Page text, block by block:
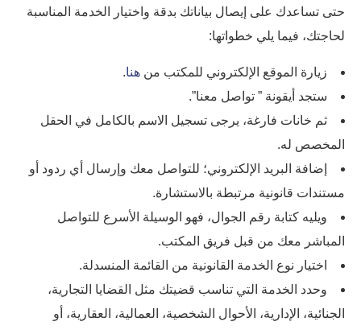
حتى تساعدك على إيصال بياناتك بدقة واختيار الخدمة المناسبة
لحاجتك، فيما يلي خطواتها:
زيارة الموقع الإلكتروني للمكتب من هنا.
ستجد أيقونة ” تواصل معنا”.
ثم خانات فارغة، يرجى تسجيل الاسم بالكامل في الحقل
المخصص له.
إضافة البريد الإلكتروني؛ للتواصل معك وإرسال أي ردود أو
مستندات قانونية مرتبطة بالاستشارة.
ويليه كتابة رقم الجوال، فهو الوسيلة الأسرع للتواصل
المباشر معك من قبل فريق المكتب.
اختيار نوع الخدمة القانونية من القائمة المنسدلة.
وحدد الخدمة التي تناسب قضيتك مثل القضايا التجارية،
الجنائية، الإدارية، الأحوال الشخصية، العمالية، العقارية، أو